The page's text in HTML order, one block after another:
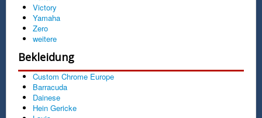
Victory
Yamaha
Zero
weitere
Bekleidung
Custom Chrome Europe
Barracuda
Dainese
Hein Gericke